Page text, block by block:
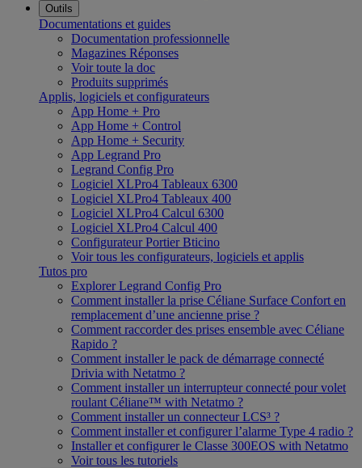
Outils
Documentations et guides
Documentation professionnelle
Magazines Réponses
Voir toute la doc
Produits supprimés
Applis, logiciels et configurateurs
App Home + Pro
App Home + Control
App Home + Security
App Legrand Pro
Legrand Config Pro
Logiciel XLPro4 Tableaux 6300
Logiciel XLPro4 Tableaux 400
Logiciel XLPro4 Calcul 6300
Logiciel XLPro4 Calcul 400
Configurateur Portier Bticino
Voir tous les configurateurs, logiciels et applis
Tutos pro
Explorer Legrand Config Pro
Comment installer la prise Céliane Surface Confort en
remplacement d’une ancienne prise ?
Comment raccorder des prises ensemble avec Céliane
Rapido ?
Comment installer le pack de démarrage connecté
Drivia with Netatmo ?
Comment installer un interrupteur connecté pour volet
roulant Céliane™ with Netatmo ?
Comment installer un connecteur LCS³ ?
Comment installer et configurer l’alarme Type 4 radio ?
Installer et configurer le Classe 300EOS with Netatmo
Voir tous les tutoriels